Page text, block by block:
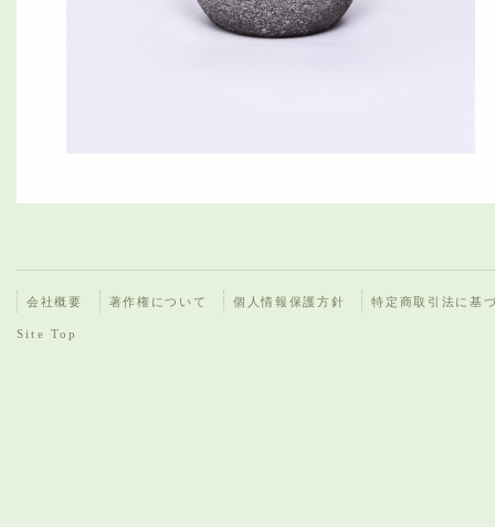
会社概要 著作権について 個人情報保護方針 特定商取引法に基
Site Top